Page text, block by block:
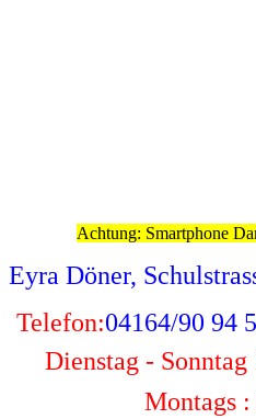
Achtung: Smartphone
Eyra Döner,
Telefon:04164/90 94
Dienstag - Sonntag
Montags :